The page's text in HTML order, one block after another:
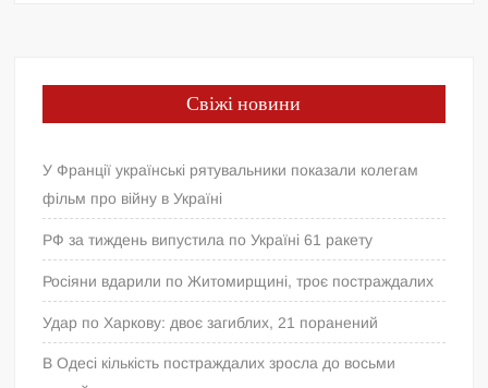
Свіжі новини
У Франції українські рятувальники показали колегам
фільм про війну в Україні
РФ за тиждень випустила по Україні 61 ракету
Росіяни вдарили по Житомирщині, троє постраждалих
Удар по Харкову: двоє загиблих, 21 поранений
В Одесі кількість постраждалих зросла до восьми